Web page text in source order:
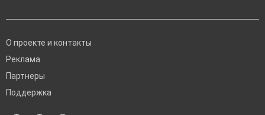
О проекте и контакты
Реклама
Партнеры
Поддержка